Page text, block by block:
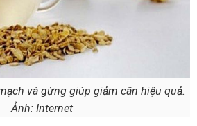
và gừng giúp giảm cân hiệu quả.
Ảnh: Internet